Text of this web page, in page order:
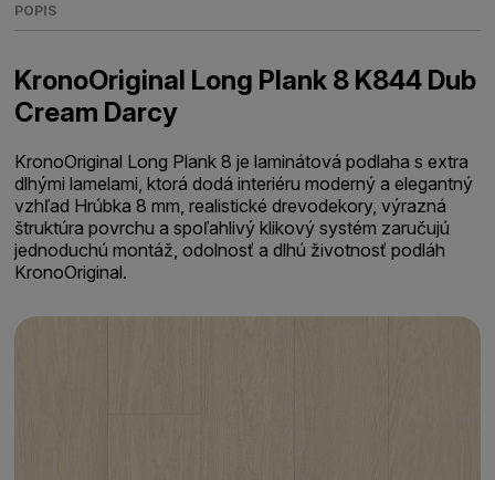
POPIS
KronoOriginal Long Plank 8 K844 Dub
Cream Darcy
KronoOriginal Long Plank 8 je laminátová podlaha s extra
dlhými lamelami, ktorá dodá interiéru moderný a elegantný
vzhľad Hrúbka 8 mm, realistické drevodekory, výrazná
štruktúra povrchu a spoľahlivý klikový systém zaručujú
jednoduchú montáž, odolnosť a dlhú životnosť podláh
KronoOriginal.